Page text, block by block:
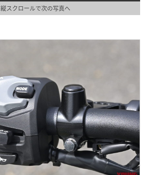
縦スクロールで次の写真へ